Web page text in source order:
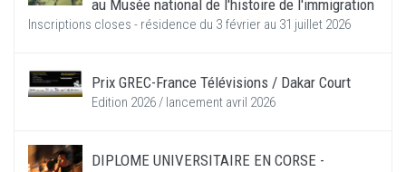
au Musée national de l'histoire de l'immigration
Inscriptions closes - résidence du 3 février au 31 juillet 2026
Prix GREC-France Télévisions / Dakar Court
Edition 2026 / lancement avril 2026
DIPLOME UNIVERSITAIRE EN CORSE -